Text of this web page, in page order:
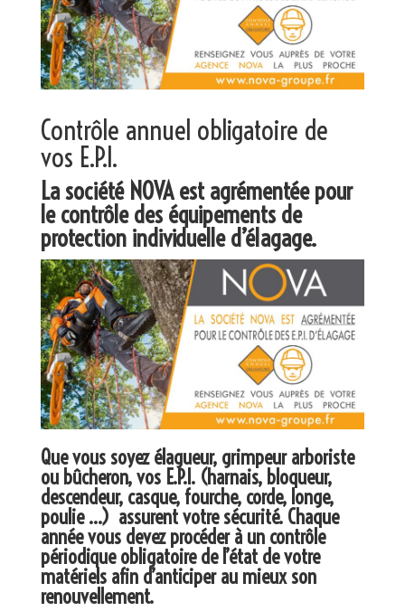
Contrôle annuel obligatoire de
vos E.P.I.
La société NOVA est agrémentée pour
le contrôle des équipements de
protection individuelle d’élagage.
Que vous soyez élagueur, grimpeur arboriste
ou bûcheron, vos E.P.I. (harnais, bloqueur,
descendeur, casque, fourche, corde, longe,
poulie …) assurent votre sécurité. Chaque
année vous devez procéder à un contrôle
périodique obligatoire de l’état de votre
matériels afin d’anticiper au mieux son
renouvellement.